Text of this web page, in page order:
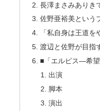
長澤まさみありき
佐野亜裕美という
「私自身は王道を
渡辺と佐野が目指
■「エルピス—希
出演
脚本
演出